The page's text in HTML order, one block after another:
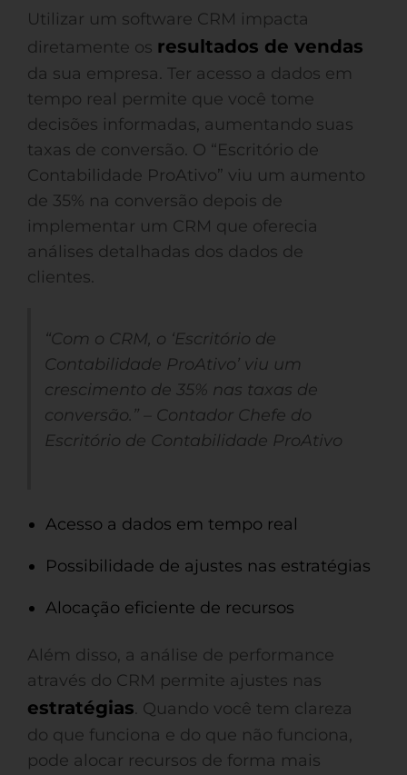
Utilizar um software CRM impacta
diretamente os resultados de vendas
da sua empresa. Ter acesso a dados em
tempo real permite que você tome
decisões informadas, aumentando suas
taxas de conversão. O “Escritório de
Contabilidade ProAtivo” viu um aumento
de 35% na conversão depois de
implementar um CRM que oferecia
análises detalhadas dos dados de
clientes.
“Com o CRM, o ‘Escritório de
Contabilidade ProAtivo’ viu um
crescimento de 35% nas taxas de
conversão.” – Contador Chefe do
Escritório de Contabilidade ProAtivo
Acesso a dados em tempo real
Possibilidade de ajustes nas estratégias
Alocação eficiente de recursos
Além disso, a análise de performance
através do CRM permite ajustes nas
estratégias. Quando você tem clareza
do que funciona e do que não funciona,
pode alocar recursos de forma mais